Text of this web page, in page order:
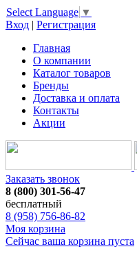
Select Language ▼
Вход | Регистрация
Главная
О компании
Каталог товаров
Бренды
Доставка и оплата
Контакты
Акции
Заказать звонок
8 (800) 301-56-47
бесплатный
8 (958) 756-86-82
Моя корзина
Сейчас ваша корзина пуста